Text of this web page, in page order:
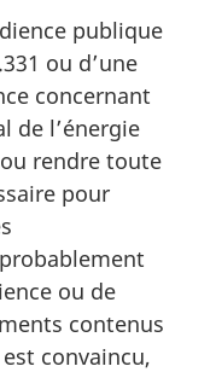
publique
ou d’une
concernant
de l’énergie
rendre toute
pour
ou de
contenus
convaincu,